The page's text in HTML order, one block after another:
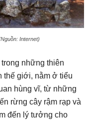
Internet)
những thiên
thế giới, nằm ở tiểu
hùng vĩ, từ những
rừng cây rậm rạp và
đến lý tưởng cho